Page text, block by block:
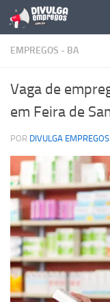
Skip to content
EMPREGOS - BA
Vaga de
em Feira de
POR DIVULGA EMPREGOS